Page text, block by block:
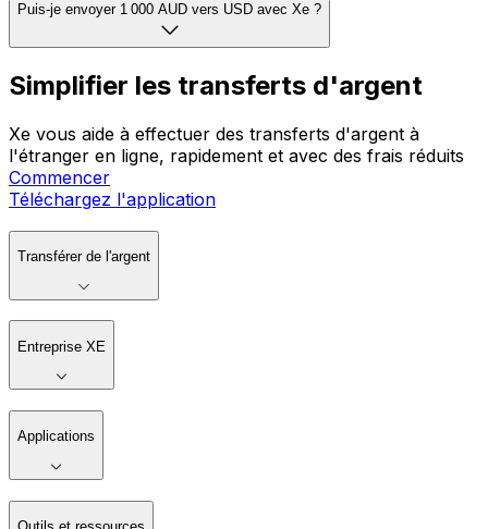
Puis-je envoyer 1 000 AUD vers USD avec Xe ?
Simplifier les transferts d'argent
Xe vous aide à effectuer des transferts d'argent à
l'étranger en ligne, rapidement et avec des frais réduits
Commencer
Téléchargez l'application
Transférer de l'argent
Entreprise XE
Applications